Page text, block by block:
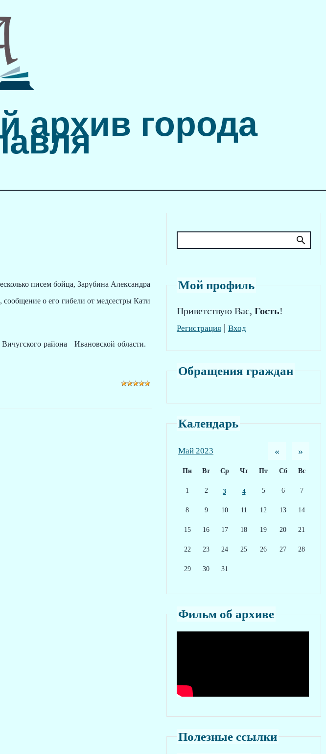
архив города
писем бойца, Зарубина Александра
сообщение о его гибели от медсестры Кати
района Ивановской области.
Мой профиль
Приветствую Вас, Гость!
Регистрация | Вход
Обращения граждан
Календарь
«
Май 2023 »
Пн Вт Ср Чт Пт Сб Вс
1 2 3 4 5 6 7
8 9 10 11 12 13 14
15 16 17 18 19 20 21
22 23 24 25 26 27 28
29 30 31
Фильм об архиве
Полезные ссылки